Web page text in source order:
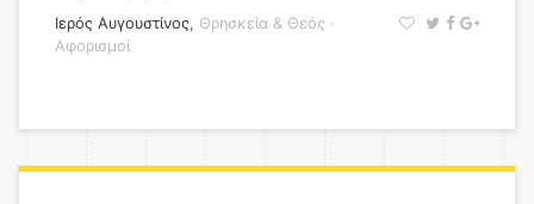
Ιερός Αυγουστίνος, Θρησκεία & Θεός ·
Αφορισμοί